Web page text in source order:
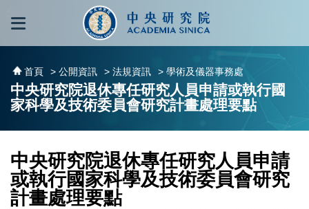
跳到主要內容區塊
首頁 > 公開資訊 > 法規資訊 > 學術及儀器事務處
中央研究院退休專任研究人員申請或執行國
家科學及技術委員會研究計畫處理要點
中央研究院退休專任研究人員申請
或執行國家科學及技術委員會研究
計畫處理要點